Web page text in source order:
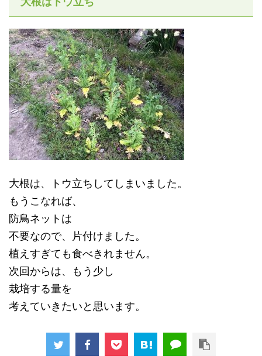
大根は、トウ立ちしてしまいました。
もうこなれば、
防鳥ネットは
不要なので、片付けました。
植えすぎても食べきれません。
次回からは、もう少し
栽培する量を
考えていきたいと思います。